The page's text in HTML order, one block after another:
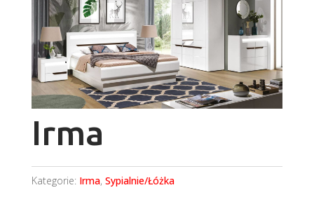
Irma
Kategorie: Irma, Sypialnie/Łóżka